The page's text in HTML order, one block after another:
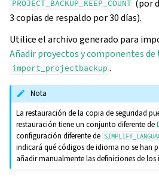
PROJECT_BACKUP_KEEP_COUNT (por
3 copias de respaldo por 30 días).
Utilice el archivo generado para
Añadir proyectos y componentes de
import_projectbackup .
Nota
La restauración de la copia de seguridad
restauración tiene un conjunto diferente de
configuración diferente de
indicará qué códigos de idioma no se han
añadir manualmente las definiciones de los